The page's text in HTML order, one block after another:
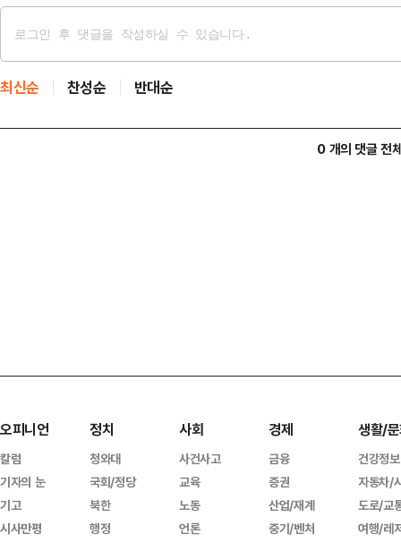
최신순 찬성순 반대순
0 개의 댓글 전
오피니언
칼럼
기자의 눈
기고
시사만평
정치
청와대
국회/정당
북한
행정
사회
사건사고
교육
노동
언론
경제
금융
증권
산업/재계
중기/벤처
생활/
건강정보
자동차/
도로/교
여행/레